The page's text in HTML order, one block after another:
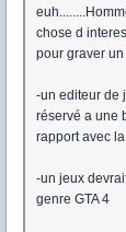
chose d
pour graver
-un editeur de
réservé a une
rapport avec
-un jeux
genre GTA 4